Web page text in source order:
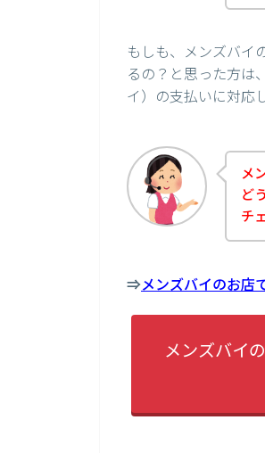
もしも、メンズバイ
るの？と思った方は
イ）の支払いに対応
メ
ど
チ
⇒メンズバイのお店
メンズバイ